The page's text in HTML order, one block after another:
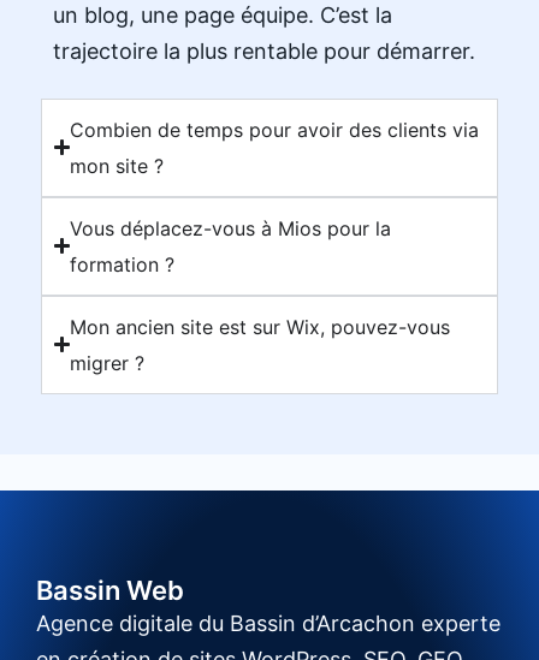
un blog, une page équipe. C’est la
trajectoire la plus rentable pour démarrer.
Combien de temps pour avoir des clients via
mon site ?
Vous déplacez-vous à Mios pour la
formation ?
Mon ancien site est sur Wix, pouvez-vous
migrer ?
Bassin Web
Agence digitale du Bassin d’Arcachon experte